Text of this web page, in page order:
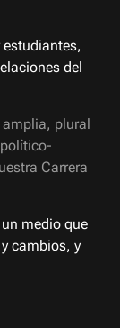
del
plural
Carrera
medio que
cambios, y